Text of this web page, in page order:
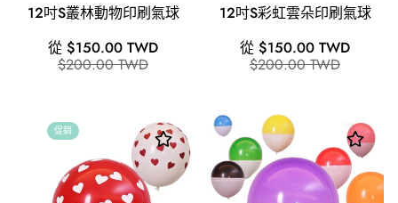
12吋S叢林動物印刷氣球
銷
售
從 $150.00 TWD
原
價
$200.00 TWD
12吋S彩虹雲朵印刷氣球
銷
售
從 $150.00 TWD
原
價
$200.00 TWD
促銷